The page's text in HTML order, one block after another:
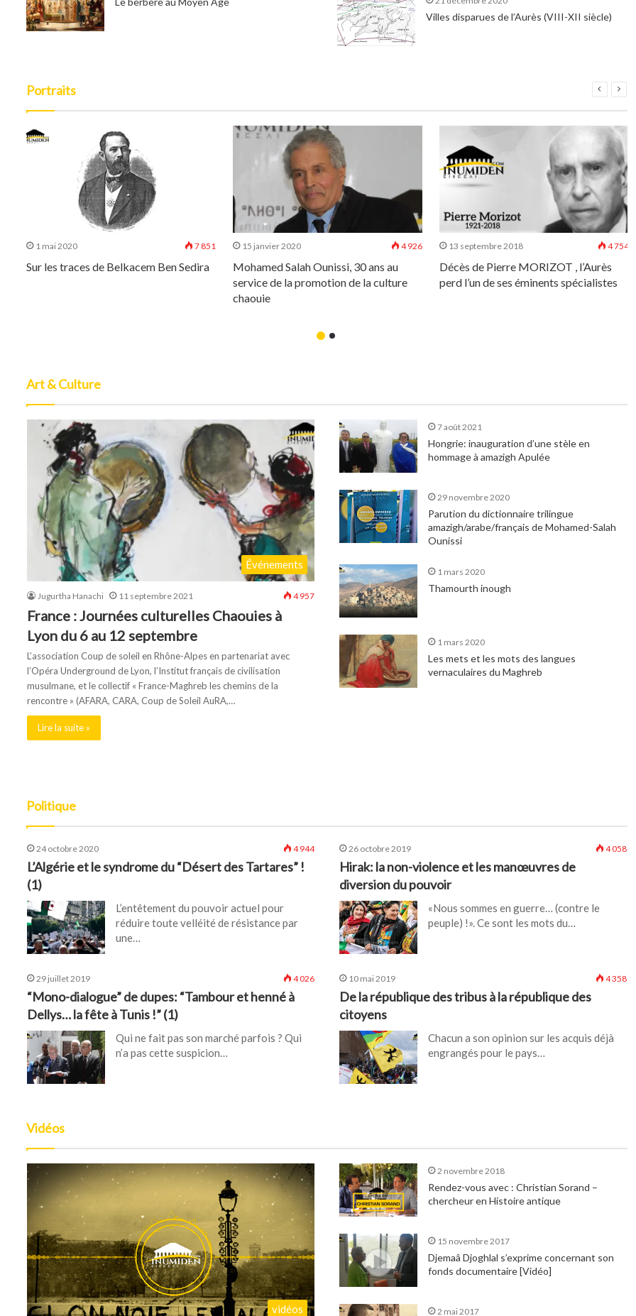
Villes disparues de l’Aurès (VIII-XII siècle)
Portraits
1 mai 2020 7 851
Sur les traces de Belkacem Ben Sedira
15 janvier 2020 4 926
Mohamed Salah Ounissi, 30 ans au
service de la promotion de la culture
chaouie
13 septembre 2018 4 754
Décès de Pierre MORIZOT , l’Aurès
perd l’un de ses éminents spécialistes
Art & Culture
Événements
Jugurtha Hanachi 11 septembre 2021 4 957
France : Journées culturelles Chaouies à
Lyon du 6 au 12 septembre
L’association Coup de soleil en Rhône-Alpes en partenariat avec
l’Opéra Underground de Lyon, l’Institut français de civilisation
musulmane, et le collectif « France-Maghreb les chemins de la
rencontre » (AFARA, CARA, Coup de Soleil AuRA,…
Lire la suite »
7 août 2021
Hongrie: inauguration d’une stèle en
hommage à amazigh Apulée
29 novembre 2020
Parution du dictionnaire trilingue
amazigh/arabe/français de Mohamed-Salah
Ounissi
1 mars 2020
Thamourth inough
1 mars 2020
Les mets et les mots des langues
vernaculaires du Maghreb
Politique
24 octobre 2020 4 944
L’Algérie et le syndrome du “Désert des Tartares” !
(1)
L’entêtement du pouvoir actuel pour
réduire toute velléité de résistance par
une…
26 octobre 2019 4 058
Hirak: la non-violence et les manœuvres de
diversion du pouvoir
«Nous sommes en guerre… (contre le
peuple) !». Ce sont les mots du…
29 juillet 2019 4 026
“Mono-dialogue” de dupes: “Tambour et henné à
Dellys… la fête à Tunis !” (1)
Qui ne fait pas son marché parfois ? Qui
n’a pas cette suspicion…
10 mai 2019 4 358
De la république des tribus à la république des
citoyens
Chacun a son opinion sur les acquis déjà
engrangés pour le pays…
Vidéos
vidéos
2 novembre 2018
Rendez-vous avec : Christian Sorand –
chercheur en Histoire antique
15 novembre 2017
Djemaâ Djoghlal s’exprime concernant son
fonds documentaire [Vidéo]
2 mai 2017